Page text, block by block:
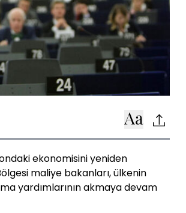
ekonomisini yeniden
maliye bakanları, ülkenin
yardımlarının akmaya devam